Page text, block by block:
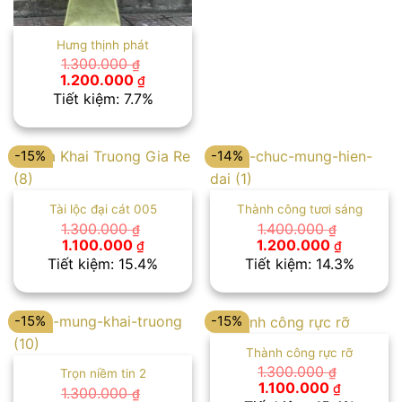
Hưng thịnh phát
1.300.000₫
Giá
gốc
là:
1.200.000 ₫Giá
hiện
tại
1.200.000 ₫.
Tiết kiệm: 7.7%
-15%
Tài lộc đại cát 005
1.300.000₫
Giá
gốc
là:
1.100.000 ₫Giá
hiện
tại
1.100.000 ₫.
Tiết kiệm: 15.4%
-14%
Thành công tươi sáng
1.400.000₫
Giá
gốc
là:
1.200.000 ₫Giá
hiện
tại
Tiết kiệm: 14.3%
-15%
Trọn niềm tin 2
1.300.000₫
-15%
Thành công rực rỡ
1.300.000₫
Giá
1.100.000 ₫Giá